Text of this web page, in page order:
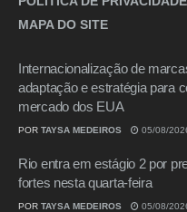
MAPA DO SITE
Internacionalização de
adaptação e estratégia para
mercado dos EUA
POR TAYSA MEDEIROS 05/08/
Rio entra em estágio 2 por
fortes nesta quarta-feira
POR TAYSA MEDEIROS 05/08/